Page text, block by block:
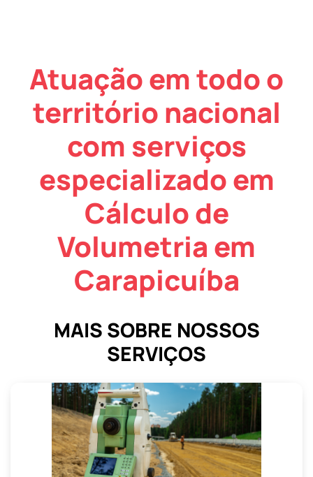
Atuação em todo o
território nacional
com serviços
especializado em
Cálculo de
Volumetria em
Carapicuíba
MAIS SOBRE NOSSOS
SERVIÇOS